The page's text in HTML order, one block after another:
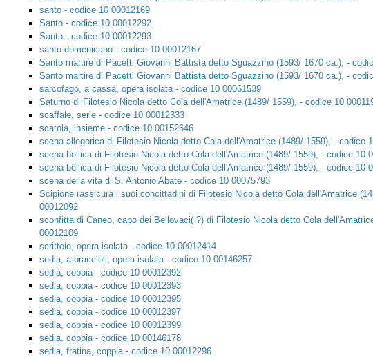
santo - codice 10 00012169
Santo - codice 10 00012292
Santo - codice 10 00012293
santo domenicano - codice 10 00012167
Santo martire di Pacetti Giovanni Battista detto Sguazzino (1593/ 1670 ca.), -
Santo martire di Pacetti Giovanni Battista detto Sguazzino (1593/ 1670 ca.), -
sarcofago, a cassa, opera isolata - codice 10 00061539
Saturno di Filotesio Nicola detto Cola dell'Amatrice (1489/ 1559), - codice 10
scaffale, serie - codice 10 00012333
scatola, insieme - codice 10 00152646
scena allegorica di Filotesio Nicola detto Cola dell'Amatrice (1489/ 1559), - codice
scena bellica di Filotesio Nicola detto Cola dell'Amatrice (1489/ 1559), - codice 10
scena bellica di Filotesio Nicola detto Cola dell'Amatrice (1489/ 1559), - codice 10
scena della vita di S. Antonio Abate - codice 10 00075793
Scipione rassicura i suoi concittadini di Filotesio Nicola detto Cola dell'Amatrice
00012092
sconfitta di Caneo, capo dei Bellovaci( ?) di Filotesio Nicola detto Cola
00012109
scrittoio, opera isolata - codice 10 00012414
sedia, a braccioli, opera isolata - codice 10 00146257
sedia, coppia - codice 10 00012392
sedia, coppia - codice 10 00012393
sedia, coppia - codice 10 00012395
sedia, coppia - codice 10 00012397
sedia, coppia - codice 10 00012399
sedia, coppia - codice 10 00146178
sedia, fratina, coppia - codice 10 00012296